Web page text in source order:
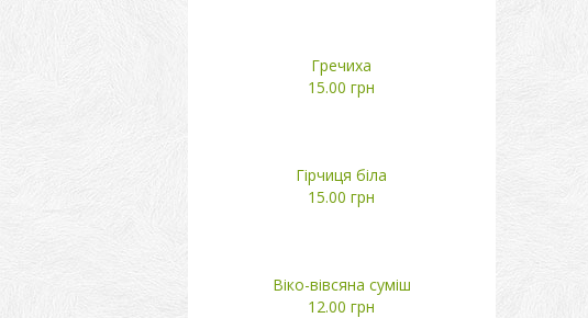
Гречиха
15.00 грн
Гірчиця біла
15.00 грн
Віко-вівсяна суміш
12.00 грн